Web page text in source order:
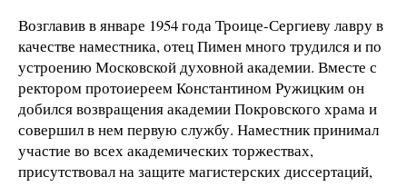
Возглавив в январе 1954 года Троице-Сергиеву лавру в
качестве наместника, отец Пимен много трудился и по
устроению Московской духовной академии. Вместе с
ректором протоиереем Константином Ружицким он
добился возвращения академии Покровского храма и
совершил в нем первую службу. Наместник принимал
участие во всех академических торжествах,
присутствовал на защите магистерских диссертаций,